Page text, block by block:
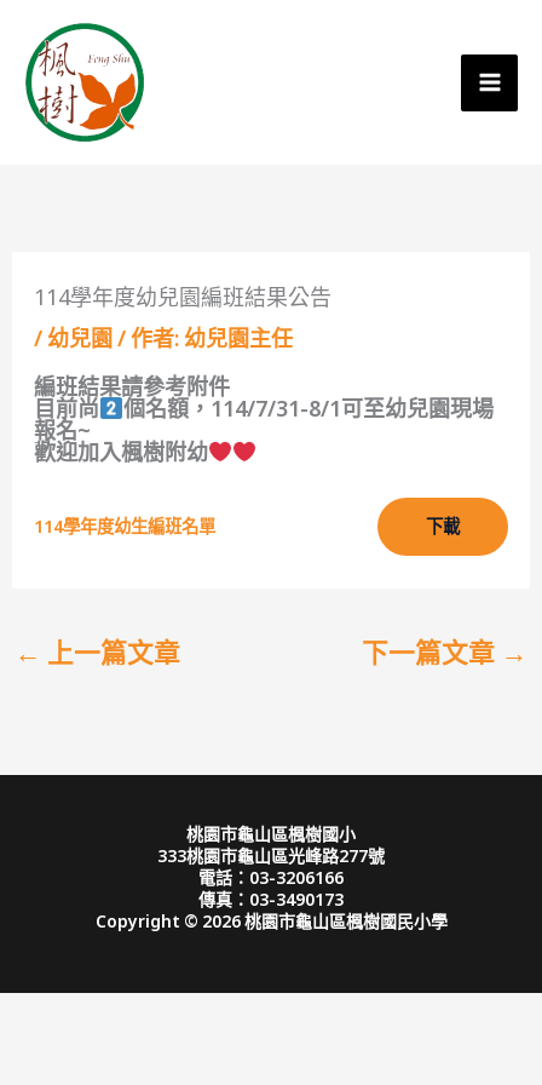
114學年度幼兒園編班結果公告
/ 幼兒園 / 作者: 幼兒園主任
編班結果請參考附件
目前尚 個名額，114/7/31-8/1可至幼兒園現場
報名~
歡迎加入楓樹附幼
114學年度幼生編班名單 下載
← 上一篇文章 下一篇文章 →
桃園市龜山區楓樹國小
333桃園市龜山區光峰路277號
電話：03-3206166
傳真：03-3490173
Copyright © 2026 桃園市龜山區楓樹國民小學